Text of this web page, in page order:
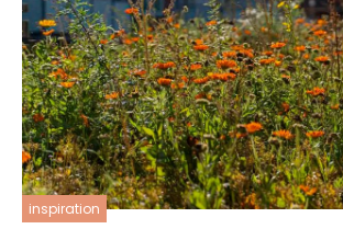
inspiration